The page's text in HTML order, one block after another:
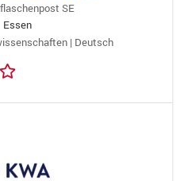
flaschenpost SE
Essen
| Deutsch